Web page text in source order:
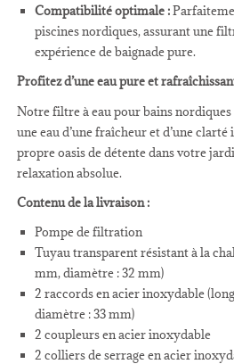
Compatibilité optimale :
piscines nordiques, assurant une
expérience de baignade pure.
Profitez d’une eau pure et
Notre filtre à eau pour bains
une eau d’une fraîcheur et d’une clarté
propre oasis de détente dans votre
relaxation absolue.
Contenu de la livraison :
Pompe de filtration
Tuyau transparent résistant à la
mm, diamètre : 32 mm)
2 raccords en acier inoxydable
diamètre : 33 mm)
2 coupleurs en acier inoxydable
2 colliers de serrage en acier